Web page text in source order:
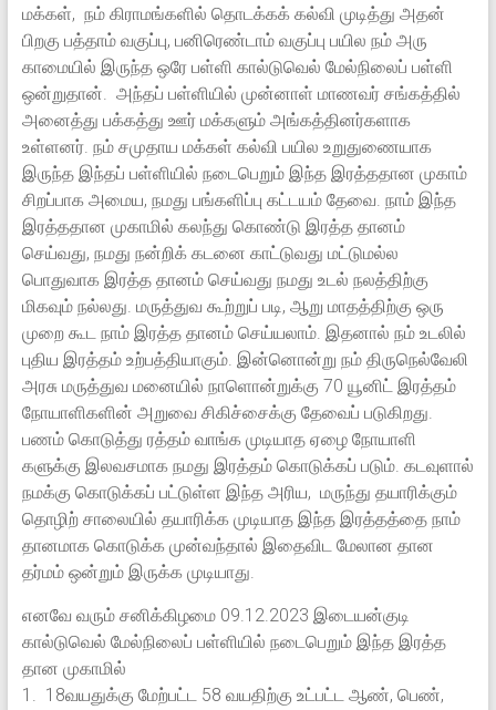
மக்கள், நம் கிராமங்களில் தொடக்கக் கல்வி முடித்து அதன்
பிறகு பத்தாம் வகுப்பு, பனிரெண்டாம் வகுப்பு பயில நம் அரு
காமையில் இருந்த ஒரே பள்ளி கால்டுவெல் மேல்நிலைப் பள்ளி
ஒன்றுதான். அந்தப் பள்ளியில் முன்னாள் மாணவர் சங்கத்தில்
அனைத்து பக்கத்து ஊர் மக்களும் அங்கத்தினர்களாக
உள்ளனர். நம் சமுதாய மக்கள் கல்வி பயில உறுதுணையாக
இருந்த இந்தப் பள்ளியில் நடைபெறும் இந்த இரத்ததான முகாம்
சிறப்பாக அமைய, நமது பங்களிப்பு கட்டயம் தேவை. நாம் இந்த
இரத்ததான முகாமில் கலந்து கொண்டு இரத்த தானம்
செய்வது, நமது நன்றிக் கடனை காட்டுவது மட்டுமல்ல
பொதுவாக இரத்த தானம் செய்வது நமது உடல் நலத்திற்கு
மிகவும் நல்லது. மருத்துவ கூற்றுப் படி, ஆறு மாதத்திற்கு ஒரு
முறை கூட நாம் இரத்த தானம் செய்யலாம். இதனால் நம் உடலில்
புதிய இரத்தம் உற்பத்தியாகும். இன்னொன்று நம் திருநெல்வேலி
அரசு மருத்துவ மனையில் நாளொன்றுக்கு 70 யூனிட் இரத்தம்
நோயாளிகளின் அறுவை சிகிச்சைக்கு தேவைப் படுகிறது.
பணம் கொடுத்து ரத்தம் வாங்க முடியாத ஏழை நோயாளி
களுக்கு இலவசமாக நமது இரத்தம் கொடுக்கப் படும். கடவுளால்
நமக்கு கொடுக்கப் பட்டுள்ள இந்த அரிய, மருந்து தயாரிக்கும்
தொழிற் சாலையில் தயாரிக்க முடியாத இந்த இரத்தத்தை நாம்
தானமாக கொடுக்க முன்வந்தால் இதைவிட மேலான தான
தர்மம் ஒன்றும் இருக்க முடியாது.
எனவே வரும் சனிக்கிழமை 09.12.2023 இடையன்குடி
கால்டுவெல் மேல்நிலைப் பள்ளியில் நடைபெறும் இந்த இரத்த
தான முகாமில்
1. 18வயதுக்கு மேற்பட்ட 58 வயதிற்கு உட்பட்ட ஆண், பெண்,